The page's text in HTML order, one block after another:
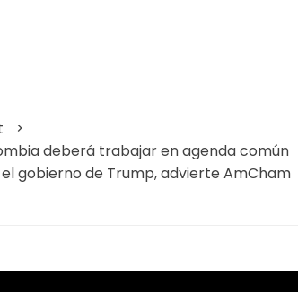
deberá trabajar en agenda común
gobierno de Trump, advierte AmCham